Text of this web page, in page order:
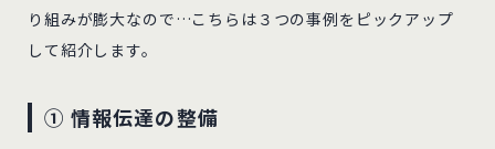
り組みが膨大なので…こちらは３つの事例をピックアップ
して紹介します。
① 情報伝達の整備